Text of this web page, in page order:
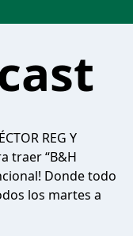
REG Y
traer “B&H
Donde todo
los martes a